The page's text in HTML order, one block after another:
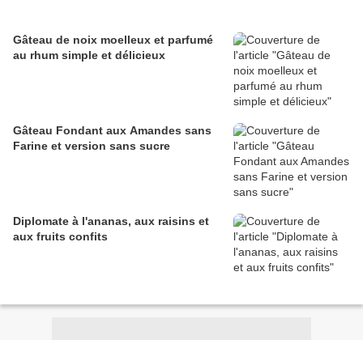
Gâteau de noix moelleux et parfumé
au rhum simple et délicieux
Gâteau Fondant aux Amandes sans
Farine et version sans sucre
Diplomate à l'ananas, aux raisins et
aux fruits confits